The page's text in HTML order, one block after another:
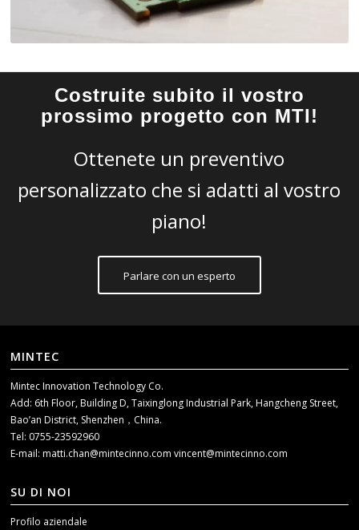
Costruite subito il vostro
prossimo progetto con MTI!
Ottenete un preventivo
personalizzato che si adatti al vostro
piano!
Parlare con un esperto
MINTEC
Mintec Innovation Technology Co.
Add: 6th Floor, Building D, Taixinglong Industrial Park, Hangcheng Street,
Bao’an District, Shenzhen，China.
Tel: 0755-23592960
E-mail:matti.chan@mintecinno.comvincent@mintecinno.com
SU DI NOI
Profilo aziendale